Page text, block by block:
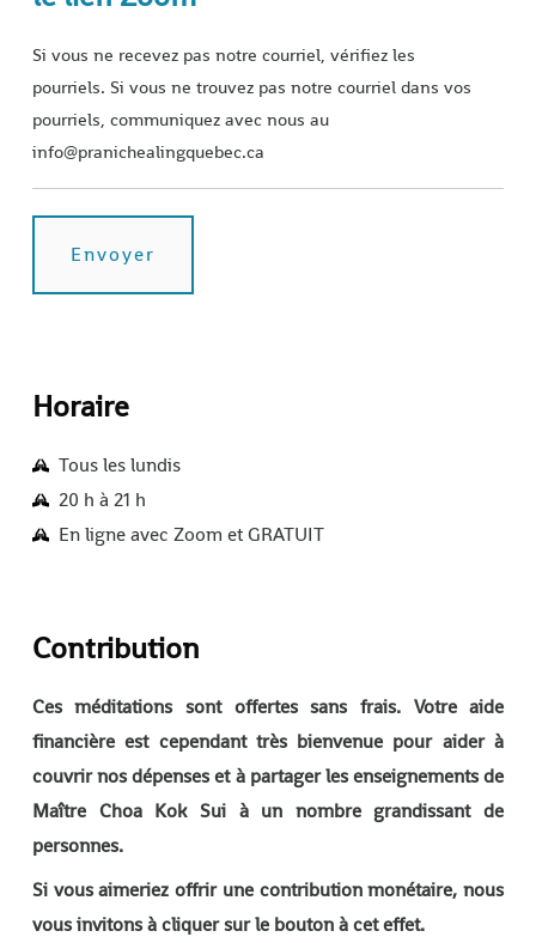
Si vous ne recevez pas notre courriel, vérifiez les
pourriels. Si vous ne trouvez pas notre courriel dans vos
pourriels, communiquez avec nous au
info@pranichealingquebec.ca
Horaire
Tous les lundis
20 h à 21 h
En ligne avec Zoom et GRATUIT
Contribution
Ces méditations sont offertes sans frais. Votre aide
financière est cependant très bienvenue pour aider à
couvrir nos dépenses et à partager les enseignements de
Maître Choa Kok Sui à un nombre grandissant de
personnes.
Si vous aimeriez offrir une contribution monétaire, nous
vous invitons à cliquer sur le bouton à cet effet.